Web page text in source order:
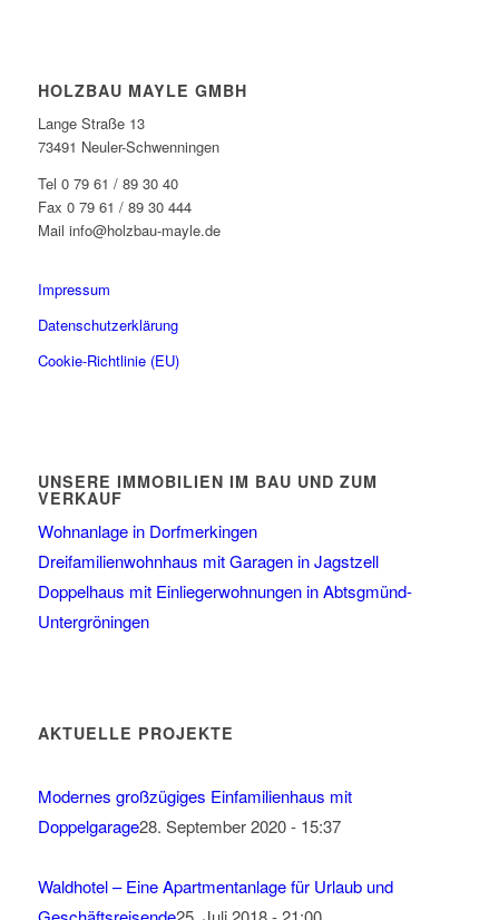
HOLZBAU MAYLE GMBH
Lange Straße 13
73491 Neuler-Schwenningen
Tel 0 79 61 / 89 30 40
Fax 0 79 61 / 89 30 444
Mail info@holzbau-mayle.de
Impressum
Datenschutzerklärung
Cookie-Richtlinie (EU)
UNSERE IMMOBILIEN IM BAU UND ZUM
VERKAUF
Wohnanlage in Dorfmerkingen
Dreifamilienwohnhaus mit Garagen in Jagstzell
Doppelhaus mit Einliegerwohnungen in Abtsgmünd-
Untergröningen
AKTUELLE PROJEKTE
Modernes großzügiges Einfamilienhaus mit
Doppelgarage28. September 2020 - 15:37
Waldhotel – Eine Apartmentanlage für Urlaub und